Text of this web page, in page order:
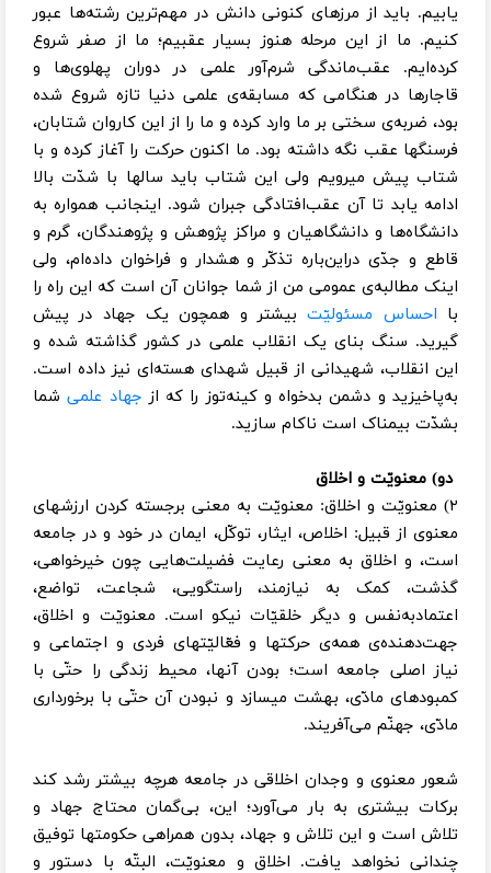
یابیم. باید از مرزهای کنونی دانش در مهم‌ترین رشته‌ها عبور
کنیم. ما از این مرحله هنوز بسیار عقبیم؛ ما از صفر شروع
کرده‌ایم. عقب‌ماندگی شرم‌آور علمی در دوران پهلوی‌ها و
قاجارها در هنگامی که مسابقه‌ی علمی دنیا تازه شروع شده
بود، ضربه‌ی سختی بر ما وارد کرده و ما را از این کاروان شتابان،
فرسنگها عقب نگه داشته بود. ما اکنون حرکت را ‌آغاز کرده و با
شتاب پیش میرویم ولی این شتاب باید سالها با شدّت بالا
ادامه یابد تا آن عقب‌افتادگی جبران شود. اینجانب همواره به
دانشگاه‌ها و دانشگاهیان و مراکز پژوهش و پژوهندگان، گرم و
قاطع و جدّی دراین‌باره تذکّر و هشدار و فراخوان داده‌ام، ولی
اینک مطالبه‌ی عمومی من از شما جوانان آن است که این راه را
با احساس مسئولیّتبیشتر و همچون یک جهاد در پیش
گیرید. سنگ بنای یک انقلاب علمی در کشور گذاشته شده و
این انقلاب، شهیدانی از قبیل شهدای هسته‌ای نیز داده است.
به‌پاخیزید و دشمن بدخواه و کینه‌توز را که از جهاد علمیشما
بشدّت بیمناک است ناکام سازید.
دو) معنویّت و اخلاق
۲) معنویّت و اخلاق: معنویّت به معنی برجسته کردن ارزشهای
معنوی از قبیل: اخلاص، ایثار، توکّل، ایمان در خود و در جامعه
است، و اخلاق به معنی رعایت فضیلت‌هایی چون خیرخواهی،
گذشت، کمک به نیازمند، راستگویی، شجاعت، تواضع،
اعتمادبه‌نفس و دیگر خلقیّات نیکو است. معنویّت و اخلاق،
جهت‌دهنده‌ی همه‌ی حرکتها و فعّالیّتهای فردی و اجتماعی و
نیاز اصلی جامعه است؛ بودن آنها، محیط زندگی را حتّی با
کمبودهای مادّی، بهشت میسازد و نبودن آن حتّی با برخورداری
مادّی، جهنّم می‌آفریند.
شعور معنوی و وجدان اخلاقی در جامعه هرچه بیشتر رشد کند
برکات بیشتری به بار می‌آورد؛ این، بی‌گمان محتاج جهاد و
تلاش است و این تلاش و جهاد، بدون همراهی حکومتها توفیق
چندانی نخواهد یافت. اخلاق و معنویّت، البتّه با دستور و